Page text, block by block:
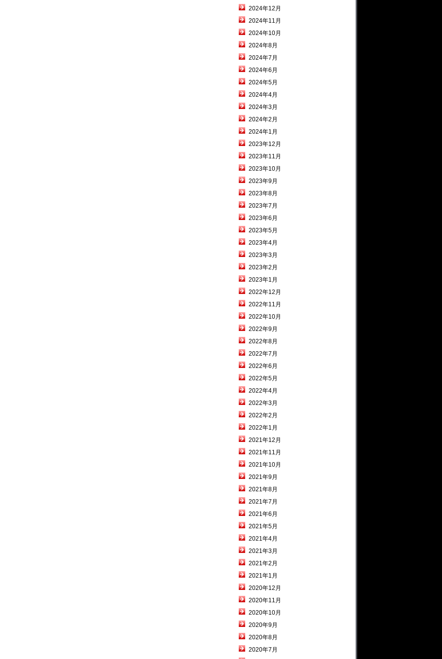
2024年12月
2024年11月
2024年10月
2024年8月
2024年7月
2024年6月
2024年5月
2024年4月
2024年3月
2024年2月
2024年1月
2023年12月
2023年11月
2023年10月
2023年9月
2023年8月
2023年7月
2023年6月
2023年5月
2023年4月
2023年3月
2023年2月
2023年1月
2022年12月
2022年11月
2022年10月
2022年9月
2022年8月
2022年7月
2022年6月
2022年5月
2022年4月
2022年3月
2022年2月
2022年1月
2021年12月
2021年11月
2021年10月
2021年9月
2021年8月
2021年7月
2021年6月
2021年5月
2021年4月
2021年3月
2021年2月
2021年1月
2020年12月
2020年11月
2020年10月
2020年9月
2020年8月
2020年7月